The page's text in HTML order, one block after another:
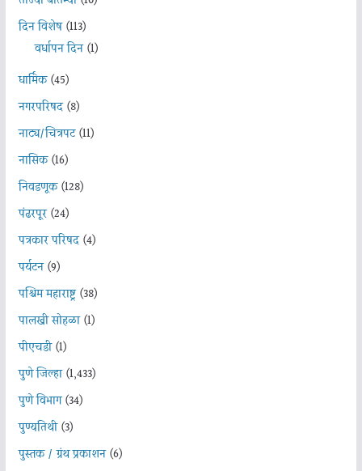
दिन विशेष(113)
वर्धापन दिन(1)
धार्मिक(45)
नगरपरिषद(8)
नाट्य/चित्रपट(11)
नासिक(16)
निवडणूक(128)
पंढरपूर(24)
पत्रकार परिषद(4)
पर्यटन(9)
पश्चिम महाराष्ट्र(38)
पालखी सोहळा(1)
पीएचडी(1)
पुणे जिल्हा(1,433)
पुणे विभाग(34)
पुण्यतिथी(3)
पुस्तक / ग्रंथ प्रकाशन(6)